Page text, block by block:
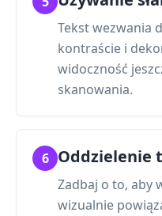
Tekst wezwania
kontraście i
widoczność
skanowania.
6 Oddzielenie
Zadbaj o to, aby
wizualnie